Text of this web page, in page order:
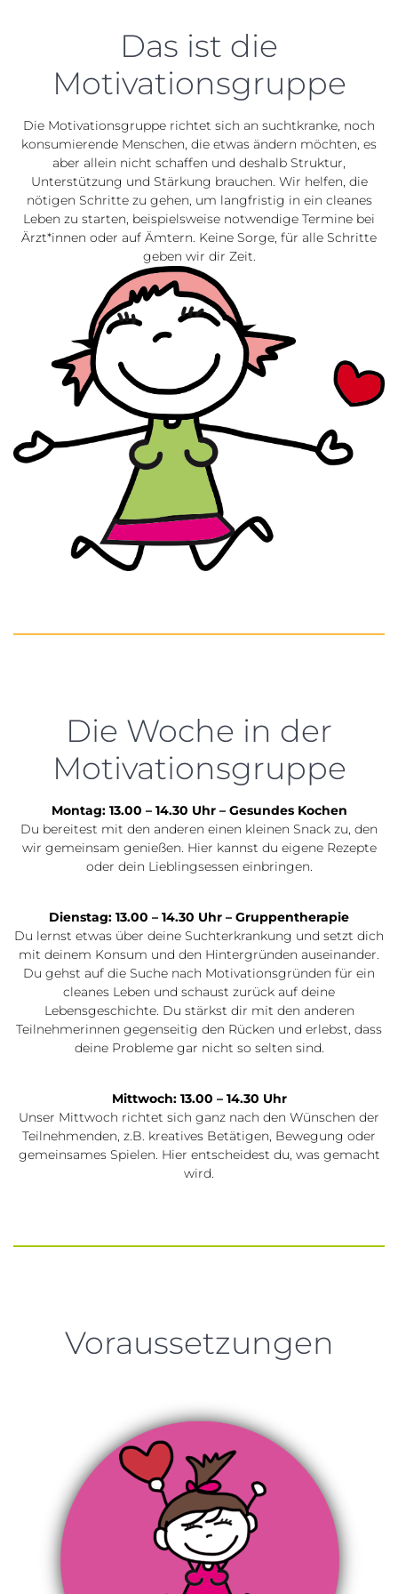
Das ist die
Motivationsgruppe
Die Motivationsgruppe richtet sich an suchtkranke, noch
konsumierende Menschen, die etwas ändern möchten, es
aber allein nicht schaffen und deshalb Struktur,
Unterstützung und Stärkung brauchen. Wir helfen, die
nötigen Schritte zu gehen, um langfristig in ein cleanes
Leben zu starten, beispielsweise notwendige Termine bei
Ärzt*innen oder auf Ämtern. Keine Sorge, für alle Schritte
geben wir dir Zeit.
Die Woche in der
Motivationsgruppe
Montag: 13.00 – 14.30 Uhr – Gesundes Kochen
Du bereitest mit den anderen einen kleinen Snack zu, den
wir gemeinsam genießen. Hier kannst du eigene Rezepte
oder dein Lieblingsessen einbringen.
Dienstag: 13.00 – 14.30 Uhr – Gruppentherapie
Du lernst etwas über deine Suchterkrankung und setzt dich
mit deinem Konsum und den Hintergründen auseinander.
Du gehst auf die Suche nach Motivationsgründen für ein
cleanes Leben und schaust zurück auf deine
Lebensgeschichte. Du stärkst dir mit den anderen
Teilnehmerinnen gegenseitig den Rücken und erlebst, dass
deine Probleme gar nicht so selten sind.
Mittwoch: 13.00 – 14.30 Uhr
Unser Mittwoch richtet sich ganz nach den Wünschen der
Teilnehmenden, z.B. kreatives Betätigen, Bewegung oder
gemeinsames Spielen. Hier entscheidest du, was gemacht
wird.
Voraussetzungen